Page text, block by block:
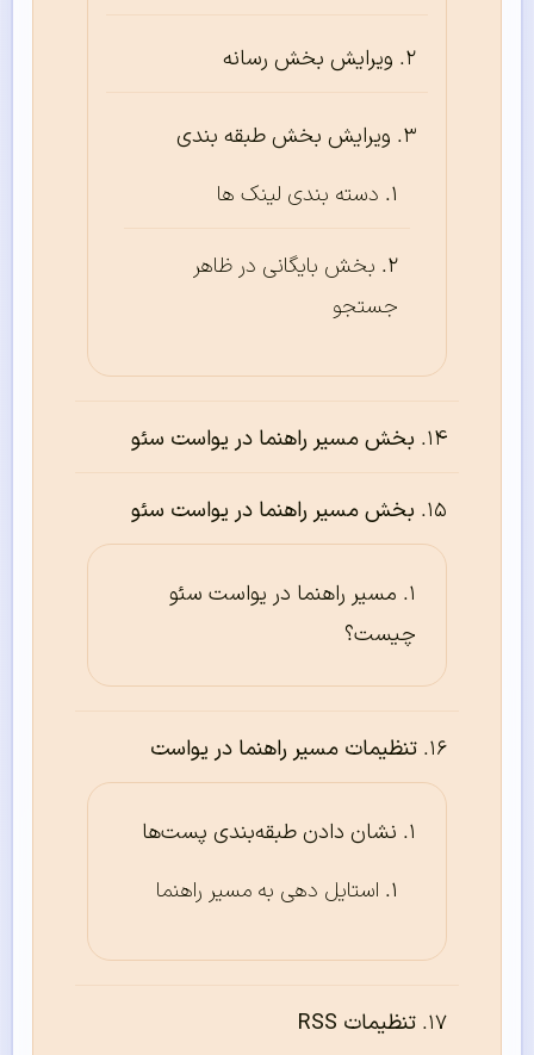
ویرایش بخش رسانه
ویرایش بخش طبقه‌‌ بندی
دسته بندی لینک ها
بخش بایگانی در ظاهر
جستجو
بخش مسیر راهنما در یواست سئو
بخش مسیر راهنما در یواست سئو
مسیر راهنما در یواست سئو
چیست؟
تنظیمات مسیر راهنما در یواست
نشان دادن طبقه‌بندی پست‌ها
استایل دهی به مسیر راهنما
تنظیمات RSS